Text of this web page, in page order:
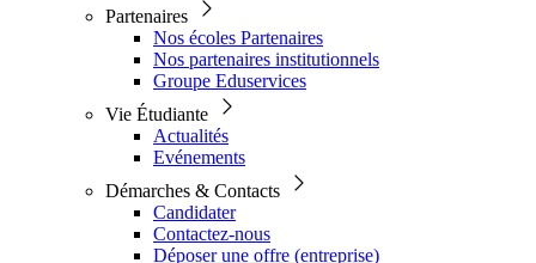
Partenaires
Nos écoles Partenaires
Nos partenaires institutionnels
Groupe Eduservices
Vie Étudiante
Actualités
Evénements
Démarches & Contacts
Candidater
Contactez-nous
Déposer une offre (entreprise)